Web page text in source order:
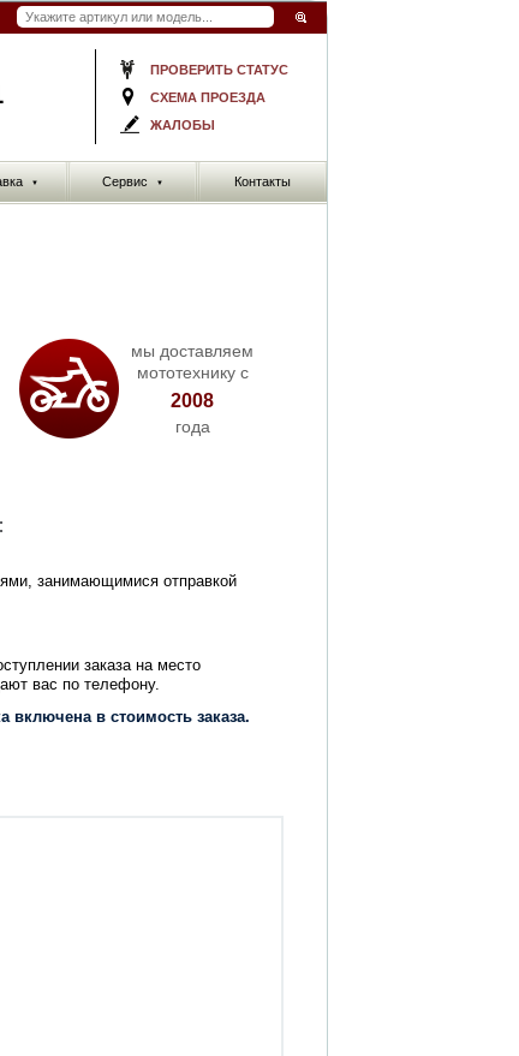
ПРОВЕРИТЬ СТАТУС
СХЕМА ПРОЕЗДА
ЖАЛОБЫ
▼ Сервис ▼ Контакты
мы доставляем
мототехнику с
2008
года
занимающимися отправкой
заказа на место
вас по телефону.
включена в стоимость заказа.